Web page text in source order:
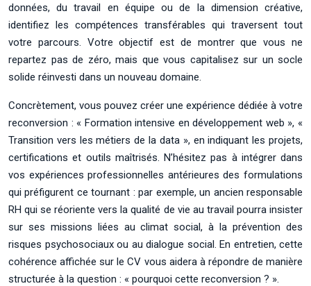
données, du travail en équipe ou de la dimension créative,
identifiez les compétences transférables qui traversent tout
votre parcours. Votre objectif est de montrer que vous ne
repartez pas de zéro, mais que vous capitalisez sur un socle
solide réinvesti dans un nouveau domaine.
Concrètement, vous pouvez créer une expérience dédiée à votre
reconversion : « Formation intensive en développement web », «
Transition vers les métiers de la data », en indiquant les projets,
certifications et outils maîtrisés. N’hésitez pas à intégrer dans
vos expériences professionnelles antérieures des formulations
qui préfigurent ce tournant : par exemple, un ancien responsable
RH qui se réoriente vers la qualité de vie au travail pourra insister
sur ses missions liées au climat social, à la prévention des
risques psychosociaux ou au dialogue social. En entretien, cette
cohérence affichée sur le CV vous aidera à répondre de manière
structurée à la question : « pourquoi cette reconversion ? ».